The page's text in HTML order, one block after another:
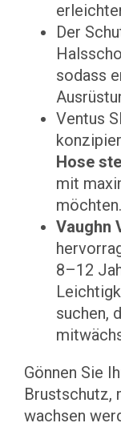
Der
sodass
Ventus
Hose
mit
möchten.
Vaughn
8–12
suchen,
Gönnen Sie
Brustschutz,
wachsen